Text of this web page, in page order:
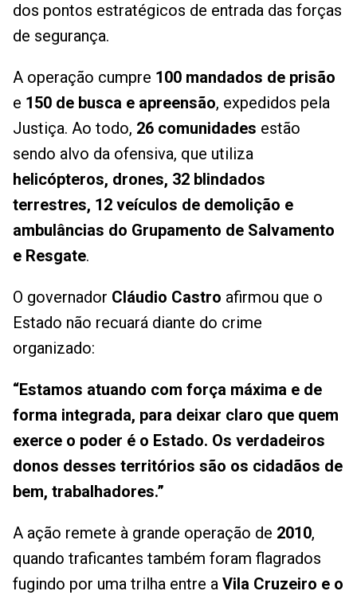
dos pontos estratégicos de entrada das forças
de segurança.
A operação cumpre 100 mandados de prisão
e 150 de busca e apreensão, expedidos pela
Justiça. Ao todo, 26 comunidades estão
sendo alvo da ofensiva, que utiliza
helicópteros, drones, 32 blindados
terrestres, 12 veículos de demolição e
ambulâncias do Grupamento de Salvamento
e Resgate.
O governador Cláudio Castro afirmou que o
Estado não recuará diante do crime
organizado:
“Estamos atuando com força máxima e de
forma integrada, para deixar claro que quem
exerce o poder é o Estado. Os verdadeiros
donos desses territórios são os cidadãos de
bem, trabalhadores.”
A ação remete à grande operação de 2010,
quando traficantes também foram flagrados
fugindo por uma trilha entre a Vila Cruzeiro e o